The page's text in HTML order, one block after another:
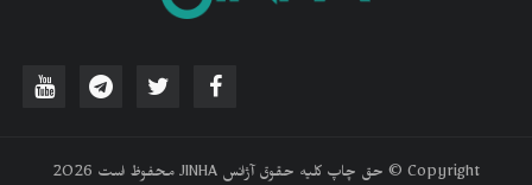
‫Copyright © حق چاپ کلیه حقوق آژانس JINHA محفوظ است 2026